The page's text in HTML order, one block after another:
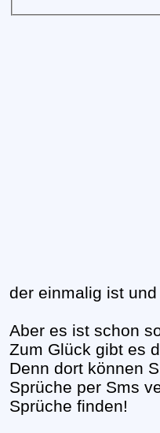
der einmalig ist
Aber es ist schon
Zum Glück gibt es
Denn dort können
Sprüche per Sms
Sprüche finden!